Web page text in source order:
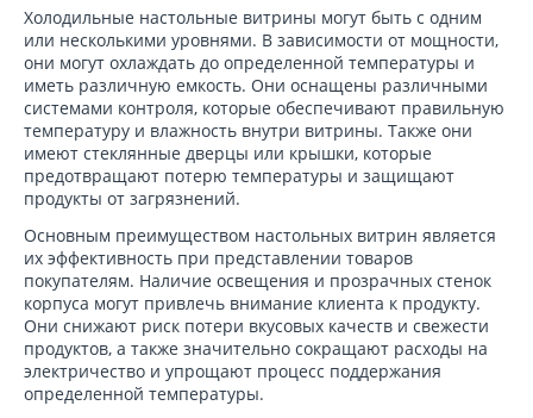
Холодильные настольные витрины могут быть с одним
или несколькими уровнями. В зависимости от мощности,
они могут охлаждать до определенной температуры и
иметь различную емкость. Они оснащены различными
системами контроля, которые обеспечивают правильную
температуру и влажность внутри витрины. Также они
имеют стеклянные дверцы или крышки, которые
предотвращают потерю температуры и защищают
продукты от загрязнений.
Основным преимуществом настольных витрин является
их эффективность при представлении товаров
покупателям. Наличие освещения и прозрачных стенок
корпуса могут привлечь внимание клиента к продукту.
Они снижают риск потери вкусовых качеств и свежести
продуктов, а также значительно сокращают расходы на
электричество и упрощают процесс поддержания
определенной температуры.